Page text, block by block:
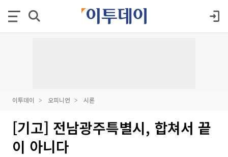
이투데이 오피니언 시론
[기고] 전남광주특별시, 합쳐서 끝
이 아니다